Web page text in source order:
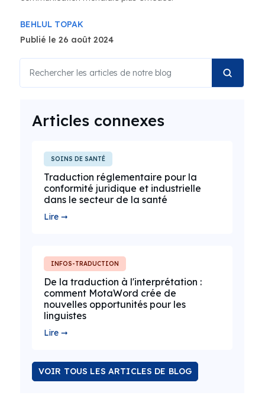
BEHLUL TOPAK
Publié le 26 août 2024
Articles connexes
SOINS DE SANTÉ
Traduction réglementaire pour la
conformité juridique et industrielle
dans le secteur de la santé
Lire ➞
INFOS-TRADUCTION
De la traduction à l'interprétation :
comment MotaWord crée de
nouvelles opportunités pour les
linguistes
Lire ➞
VOIR TOUS LES ARTICLES DE BLOG